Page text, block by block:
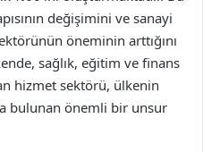
değişimini ve sanayi
öneminin arttığını
sağlık, eğitim ve finans
hizmet sektörü, ülkenin
bulunan önemli bir unsur